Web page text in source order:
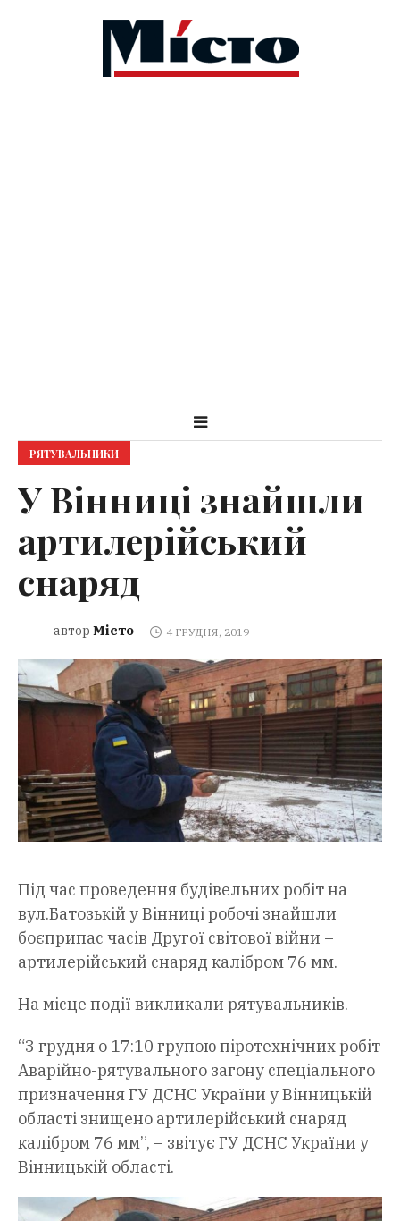
РЯТУВАЛЬНИКИ
У Вінниці знайшли
артилерійський
снаряд
автор Місто 4 ГРУДНЯ, 2019
Під час проведення будівельних робіт на
вул.Батозькій у Вінниці робочі знайшли
боєприпас часів Другої світової війни –
артилерійський снаряд калібром 76 мм.
На місце події викликали рятувальників.
“3 грудня о 17:10 групою піротехнічних робіт
Аварійно-рятувального загону спеціального
призначення ГУ ДСНС України у Вінницькій
області знищено артилерійський снаряд
калібром 76 мм”, – звітує ГУ ДСНС України у
Вінницькій області.